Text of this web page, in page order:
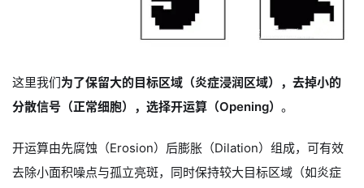
这里我们为了保留大的目标区域（炎症浸润区域），去掉小的
分散信号（正常细胞），选择开运算（Opening） 。
开运算由先腐蚀（Erosion）后膨胀（Dilation）组成，可有效
去除小面积噪点与孤立亮斑，同时保持较大目标区域（如炎症